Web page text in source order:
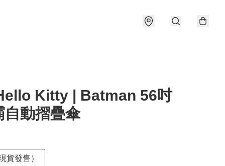
Kitty | Batman 56吋
自動摺疊傘
貨發售）